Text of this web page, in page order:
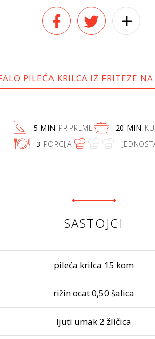
PILEĆA KRILCA IZ FRITEZE
5 MIN PRIPREME 20 MIN
3 PORCIJA
SASTOJCI
pileća krilca 15 kom
rižin ocat 0,50 šalica
ljuti umak 2 žličica